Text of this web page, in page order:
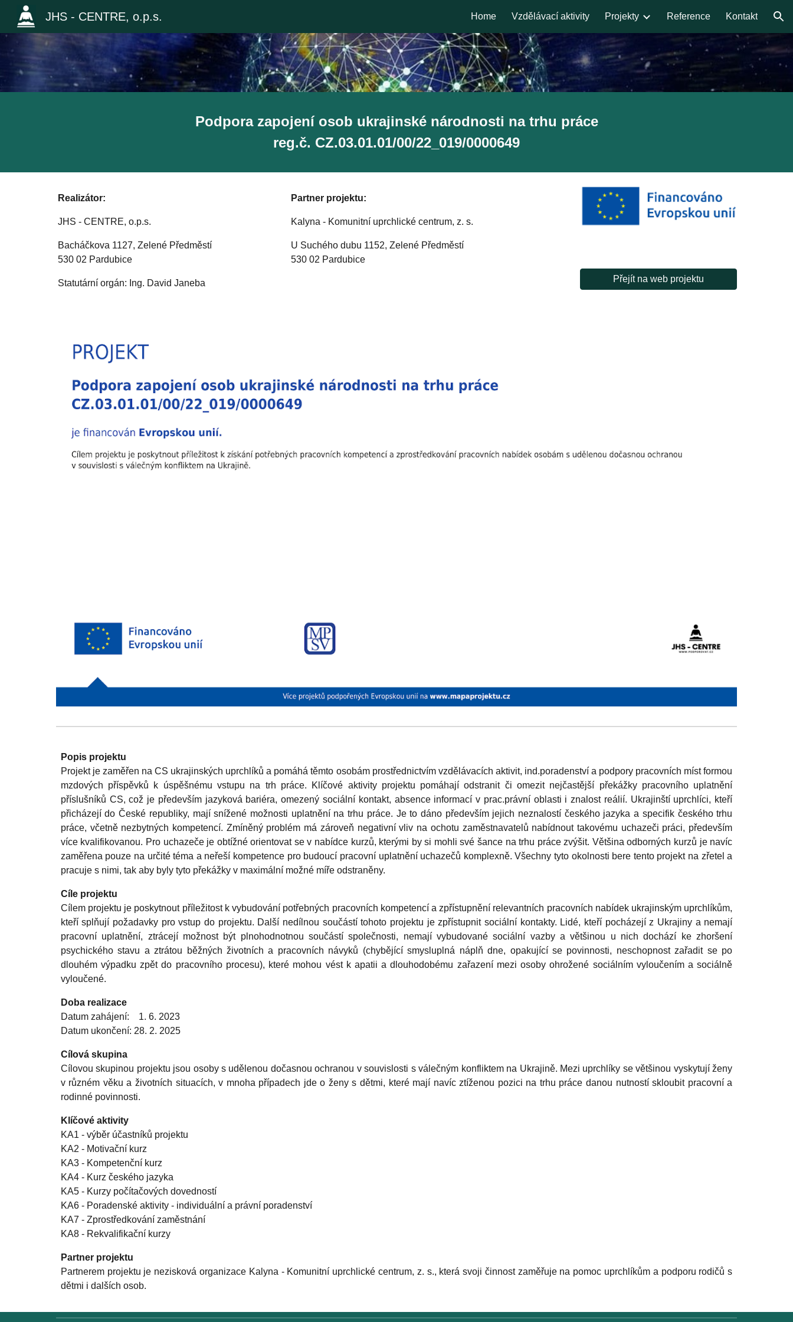
Skip to navigation
JHS - CENTRE, o.p.s. Home Vzdělávací aktivity Projekty Reference Kontakt
Podpora zapojení osob ukrajinské národnosti na trhu práce
reg.č. CZ.03.01.01/00/22_019/0000649
Realizátor:
JHS - CENTRE, o.p.s.
Bacháčkova 1127, Zelené Předměstí
530 02 Pardubice
Statutární orgán: Ing. David Janeba
Partner projektu:
Kalyna - Komunitní uprchlické centrum, z. s.
U Suchého dubu 1152, Zelené Předměstí
530 02 Pardubice
Přejít na web projektu
Popis projektu
Projekt je zaměřen na CS ukrajinských uprchlíků a pomáhá těmto osobám prostřednictvím vzdělávacích aktivit, ind.poradenství a podpory pracovních míst formou
mzdových příspěvků k úspěšnému vstupu na trh práce. Klíčové aktivity projektu pomáhají odstranit či omezit nejčastější překážky pracovního uplatnění
příslušníků CS, což je především jazyková bariéra, omezený sociální kontakt, absence informací v prac.právní oblasti i znalost reálií. Ukrajinští uprchlíci, kteří
přicházejí do České republiky, mají snížené možnosti uplatnění na trhu práce. Je to dáno především jejich neznalostí českého jazyka a specifik českého trhu
práce, včetně nezbytných kompetencí. Zmíněný problém má zároveň negativní vliv na ochotu zaměstnavatelů nabídnout takovému uchazeči práci, především
více kvalifikovanou. Pro uchazeče je obtížné orientovat se v nabídce kurzů, kterými by si mohli své šance na trhu práce zvýšit. Většina odborných kurzů je navíc
zaměřena pouze na určité téma a neřeší kompetence pro budoucí pracovní uplatnění uchazečů komplexně. Všechny tyto okolnosti bere tento projekt na zřetel a
pracuje s nimi, tak aby byly tyto překážky v maximální možné míře odstraněny.
Cíle projektu
Cílem projektu je poskytnout příležitost k vybudování potřebných pracovních kompetencí a zpřístupnění relevantních pracovních nabídek ukrajinským uprchlíkům,
kteří splňují požadavky pro vstup do projektu. Další nedílnou součástí tohoto projektu je zpřístupnit sociální kontakty. Lidé, kteří pocházejí z Ukrajiny a nemají
pracovní uplatnění, ztrácejí možnost být plnohodnotnou součástí společnosti, nemají vybudované sociální vazby a většinou u nich dochází ke zhoršení
psychického stavu a ztrátou běžných životních a pracovních návyků (chybějící smysluplná náplň dne, opakující se povinnosti, neschopnost zařadit se po
dlouhém výpadku zpět do pracovního procesu), které mohou vést k apatii a dlouhodobému zařazení mezi osoby ohrožené sociálním vyloučením a sociálně
vyloučené.
Doba realizace
Datum zahájení: 1. 6. 2023
Datum ukončení: 28. 2. 2025
Cílová skupina
Cílovou skupinou projektu jsou osoby s udělenou dočasnou ochranou v souvislosti s válečným konfliktem na Ukrajině. Mezi uprchlíky se většinou vyskytují ženy
v různém věku a životních situacích, v mnoha případech jde o ženy s dětmi, které mají navíc ztíženou pozici na trhu práce danou nutností skloubit pracovní a
rodinné povinnosti.
Klíčové aktivity
KA1 - výběr účastníků projektu
KA2 - Motivační kurz
KA3 - Kompetenční kurz
KA4 - Kurz českého jazyka
KA5 - Kurzy počítačových dovedností
KA6 - Poradenské aktivity - individuální a právní poradenství
KA7 - Zprostředkování zaměstnání
KA8 - Rekvalifikační kurzy
Partner projektu
Partnerem projektu je nezisková organizace Kalyna - Komunitní uprchlické centrum, z. s., která svoji činnost zaměřuje na pomoc uprchlíkům a podporu rodičů s
dětmi i dalších osob.